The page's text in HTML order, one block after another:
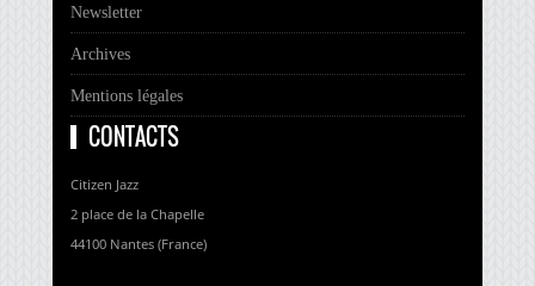
Newsletter
Archives
Mentions légales
CONTACTS
Citizen Jazz
2 place de la Chapelle
44100 Nantes (France)